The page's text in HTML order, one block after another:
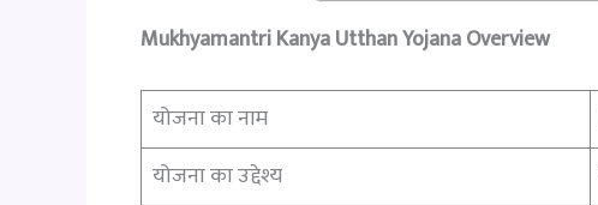
Mukhyamantri Kanya Utthan Yojana Overview
योजना का नाम
योजना का उद्देश्य